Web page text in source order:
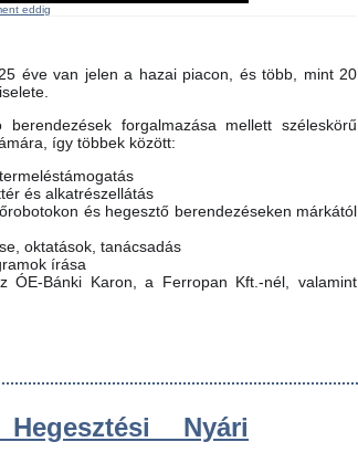
eddig
éve van jelen a hazai piacon, és több, mint 20
forgalmazása mellett széleskörű
így többek között:
és alkatrészellátás
és hegesztő berendezéseken márkától
oktatások, tanácsadás
írása
ÓE-Bánki Karon, a Ferropan Kft.-nél, valamint
Nyári